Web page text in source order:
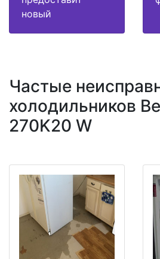
новый
Частые
холодильников
270K20 W